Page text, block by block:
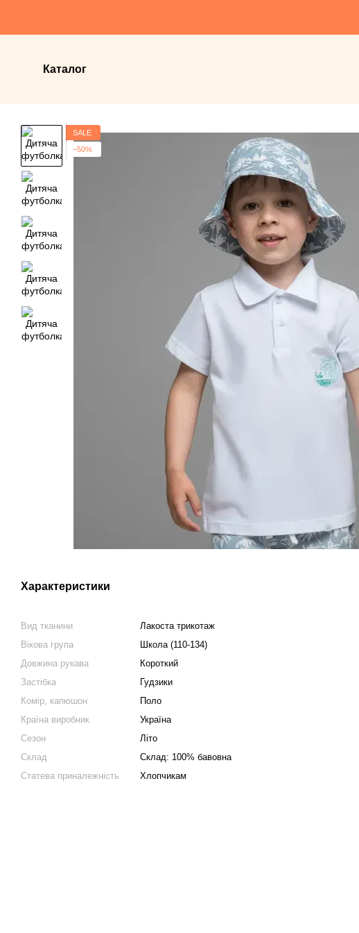
Каталог
SALE
−50%
Характеристики
Вид тканини
Лакоста трикотаж
Вікова група
Школа (110-134)
Довжина рукава
Короткий
Застібка
Гудзики
Комір, капюшон
Поло
Країна виробник
Україна
Сезон
Літо
Склад
Склад: 100% бавовна
Статева приналежність
Хлопчикам